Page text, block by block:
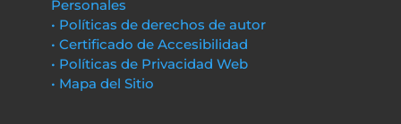
Personales
• Políticas de derechos de autor
• Certificado de Accesibilidad
• Políticas de Privacidad Web
• Mapa del Sitio